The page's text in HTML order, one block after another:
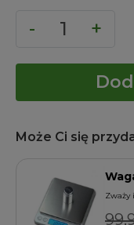
Może Ci się
Zważy